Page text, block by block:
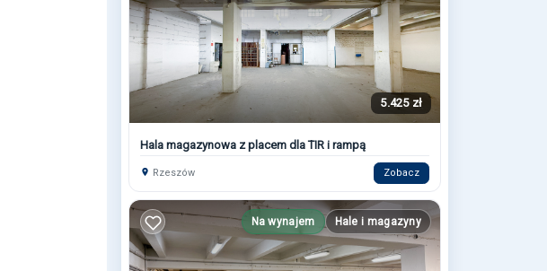
5.425 zł
Hala magazynowa z placem dla TIR i rampą
Rzeszów Zobacz
Na wynajem Hale i magazyny